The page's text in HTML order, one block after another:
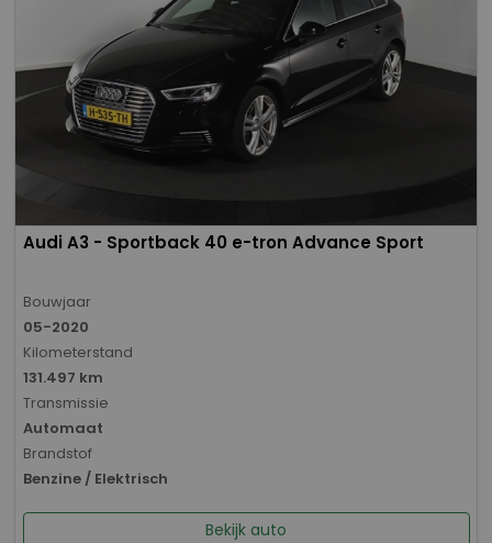
Audi A3 - Sportback 40 e-tron Advance Sport
Bouwjaar
05-2020
Kilometerstand
131.497 km
Transmissie
Automaat
Brandstof
Benzine / Elektrisch
Bekijk auto